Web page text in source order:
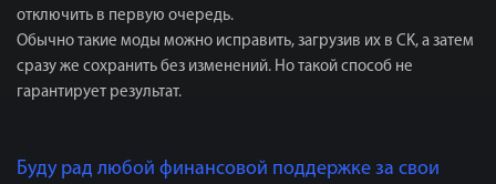
отключить в первую очередь.
Обычно такие моды можно исправить, загрузив их в CK, а затем
сразу же сохранить без изменений. Но такой способ не
гарантирует результат.
Буду рад любой финансовой поддержке за свои